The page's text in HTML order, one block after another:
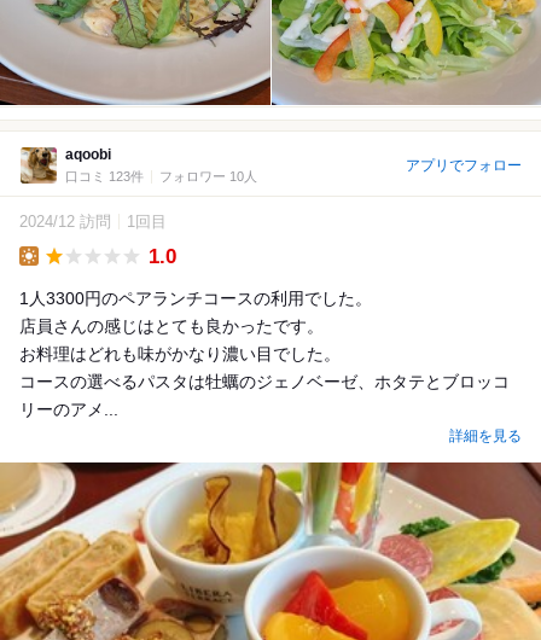
aqoobi
口コミ 123件 フォロワー 10人
アプリでフォロー
2024/12 訪問 1回目
1.0
1人3300円のペアランチコースの利用でした。
店員さんの感じはとても良かったです。
お料理はどれも味がかなり濃い目でした。
コースの選べるパスタは牡蠣のジェノベーゼ、ホタテとブロッコ
リーのアメ...
詳細を見る